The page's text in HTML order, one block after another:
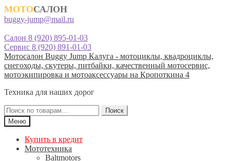
МОТОСАЛОН
buggy-jump@mail.ru
Салон 8 (920) 895-01-03
Сервис 8 (920) 891-01-03
Перейти
к
навигации
Перейти
к
содержимому
Мотосалон Buggy Jump Калуга - мотоциклы, квадроциклы,
снегоходы, скутеры, питбайки, качественный мотосервис,
мотоэкипировка и мотоаксессуары на Кропоткина 4
Техника для наших дорог
Искать:
Поиск
Меню
Купить в кредит
Мототехника
Baltmotors